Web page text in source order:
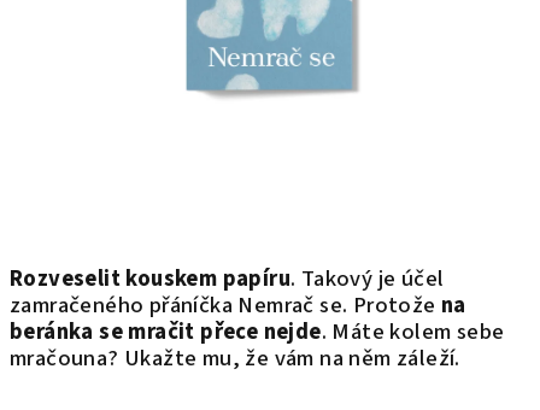
Rozveselit kouskem papíru. Takový je účel
zamračeného přáníčka Nemrač se. Protože na
beránka se mračit přece nejde. Máte kolem sebe
mračouna? Ukažte mu, že vám na něm záleží.